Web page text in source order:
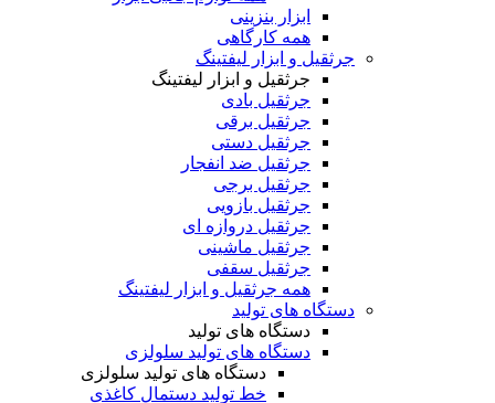
ابزار بنزینی
همه کارگاهی
جرثقیل و ابزار لیفتینگ
جرثقیل و ابزار لیفتینگ
جرثقیل بادی
جرثقیل برقی
جرثقیل دستی
جرثقیل ضد انفجار
جرثقیل برجی
جرثقیل بازویی
جرثقیل دروازه ای
جرثقیل ماشینی
جرثقیل سقفی
همه جرثقیل و ابزار لیفتینگ
دستگاه های تولید
دستگاه های تولید
دستگاه های تولید سلولزی
دستگاه های تولید سلولزی
خط تولید دستمال کاغذی